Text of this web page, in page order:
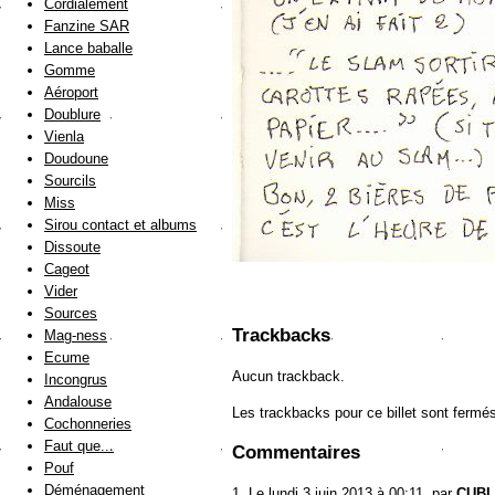
Trackbacks
Aucun trackback.
Les trackbacks pour ce billet sont
Commentaires
Cordialement
Fanzine SAR
Lance baballe
Gomme
Aéroport
Doublure
Vienla
Doudoune
Sourcils
Miss
Sirou contact et albums
Dissoute
Cageot
Vider
Sources
Mag-ness
Ecume
Incongrus
Andalouse
Cochonneries
Faut que...
Pouf
Déménagement